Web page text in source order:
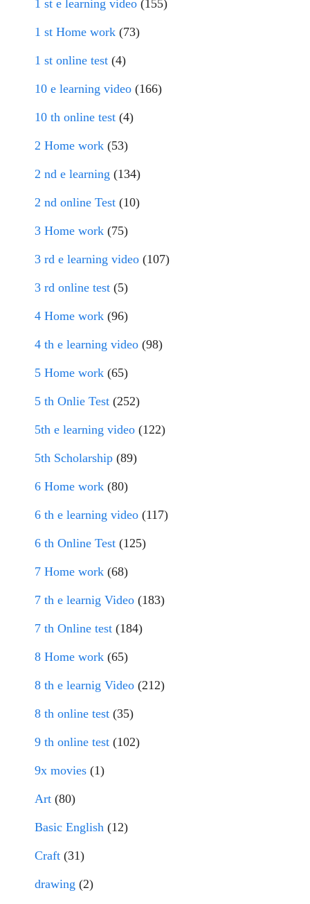
1 st e learning video (155)
1 st Home work (73)
1 st online test (4)
10 e learning video (166)
10 th online test (4)
2 Home work (53)
2 nd e learning (134)
2 nd online Test (10)
3 Home work (75)
3 rd e learning video (107)
3 rd online test (5)
4 Home work (96)
4 th e learning video (98)
5 Home work (65)
5 th Onlie Test (252)
5th e learning video (122)
5th Scholarship (89)
6 Home work (80)
6 th e learning video (117)
6 th Online Test (125)
7 Home work (68)
7 th e learnig Video (183)
7 th Online test (184)
8 Home work (65)
8 th e learnig Video (212)
8 th online test (35)
9 th online test (102)
9x movies (1)
Art (80)
Basic English (12)
Craft (31)
drawing (2)